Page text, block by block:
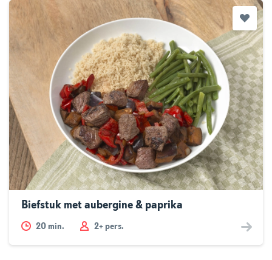
Biefstuk met aubergine & paprika
20 min. 2+ pers.